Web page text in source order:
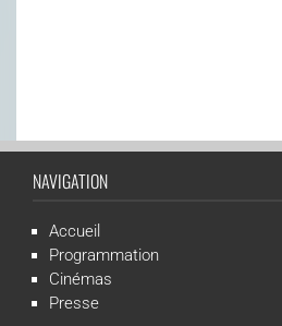
NAVIGATION
Accueil
Programmation
Cinémas
Presse